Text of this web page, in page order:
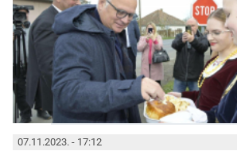
07.11.2023. - 17:12